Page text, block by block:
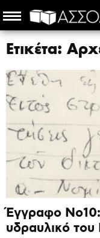
Ετικέτα:
Έγγραφο
υδραυλικό